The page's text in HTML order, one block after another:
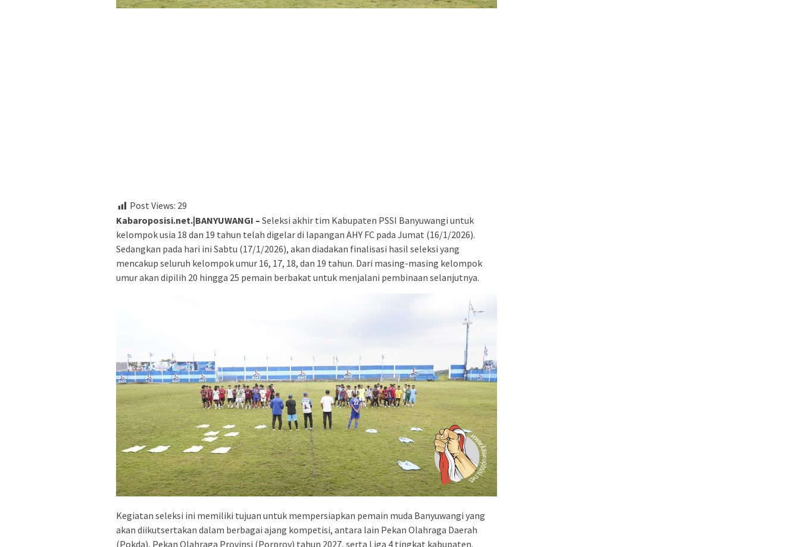
Post Views: 29
Kabaroposisi.net.|BANYUWANGI – Seleksi akhir tim Kabupaten PSSI Banyuwangi untuk
kelompok usia 18 dan 19 tahun telah digelar di lapangan AHY FC pada Jumat (16/1/2026).
Sedangkan pada hari ini Sabtu (17/1/2026), akan diadakan finalisasi hasil seleksi yang
mencakup seluruh kelompok umur 16, 17, 18, dan 19 tahun. Dari masing-masing kelompok
umur akan dipilih 20 hingga 25 pemain berbakat untuk menjalani pembinaan selanjutnya.
Kegiatan seleksi ini memiliki tujuan untuk mempersiapkan pemain muda Banyuwangi yang
akan diikutsertakan dalam berbagai ajang kompetisi, antara lain Pekan Olahraga Daerah
(Pokda), Pekan Olahraga Provinsi (Porprov) tahun 2027, serta Liga 4 tingkat kabupaten.